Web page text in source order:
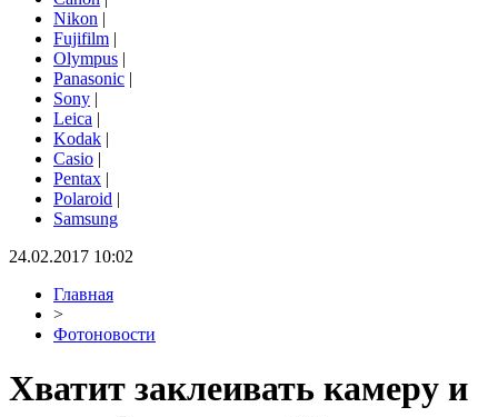
Nikon |
Fujifilm |
Olympus |
Panasonic |
Sony |
Leica |
Kodak |
Casio |
Pentax |
Polaroid |
Samsung
24.02.2017 10:02
Главная
>
Фотоновости
Хватит заклеивать камеру и